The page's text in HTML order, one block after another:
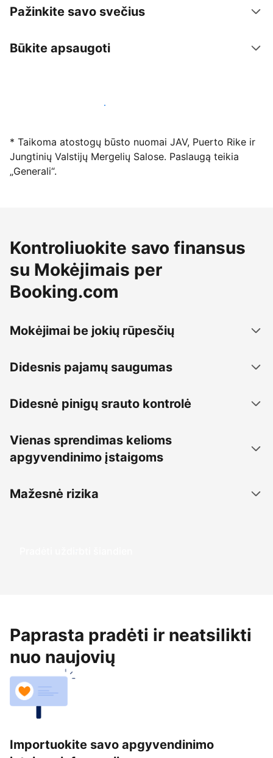
Pažinkite savo svečius
Būkite apsaugoti
Registruotis mūsų platformoje dabar
* Taikoma atostogų būsto nuomai JAV, Puerto Rike ir
Jungtinių Valstijų Mergelių Salose. Paslaugą teikia
„Generali“.
Kontroliuokite savo finansus
su Mokėjimais per
Booking.com
Mokėjimai be jokių rūpesčių
Didesnis pajamų saugumas
Didesnė pinigų srauto kontrolė
Vienas sprendimas kelioms
apgyvendinimo įstaigoms
Mažesnė rizika
Pradėti uždirbti šiandien
Paprasta pradėti ir neatsilikti
nuo naujovių
Importuokite savo apgyvendinimo